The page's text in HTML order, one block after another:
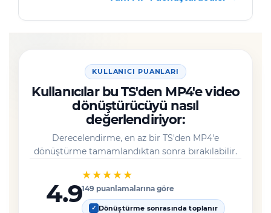
KULLANICI PUANLARI
Kullanıcılar bu TS'den MP4'e video
dönüştürücüyü nasıl
değerlendiriyor:
Derecelendirme, en az bir TS'den MP4'e
dönüştürme tamamlandıktan sonra bırakılabilir.
4.9
★★★★★
149 puanlamalarına göre
✓ Dönüştürme sonrasında toplanır